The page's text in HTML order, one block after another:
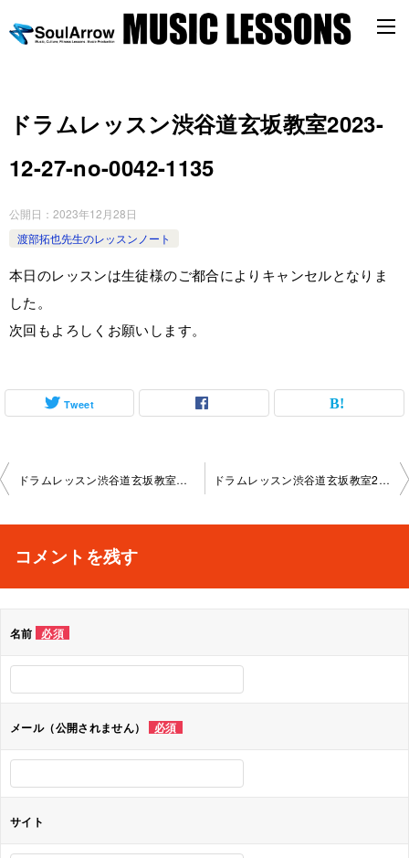
ドラムレッスン渋谷道玄坂教室2023-
12-27-no-0042-1135
公開日： 2023年12月28日
渡部拓也先生のレッスンノート
本日のレッスンは生徒様のご都合によりキャンセルとなりま
した。
次回もよろしくお願いします。
Tweet
投
ビ
シ
ョ
ン
ドラムレッスン渋谷道玄坂教室 2023-12-23-0042-1121 ドラムレッスン渋谷道玄坂教室2024-1-13-no-0042-1121
コメントを残す
名前 必須
メール（公開されません） 必須
サイト